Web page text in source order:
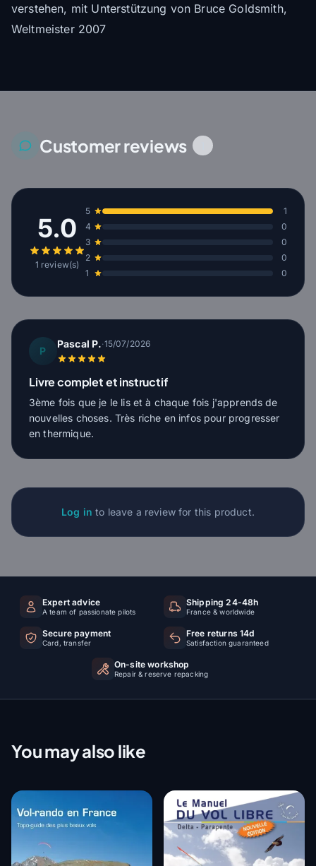
verstehen, mit Unterstützung von Bruce Goldsmith,
Weltmeister 2007
Customer reviews
5.0
1 review(s)
5
1
4
0
3
0
2
0
1
0
P
Pascal P.·15/07/2026
Livre complet et instructif
3ème fois que je le lis et à chaque fois j'apprends de
nouvelles choses. Très riche en infos pour progresser
en thermique.
Log in to leave a review for this product.
Expert advice
A team of passionate pilots
Shipping 24-48h
France & worldwide
Secure payment
Card, transfer
Free returns 14d
Satisfaction guaranteed
On-site workshop
Repair & reserve repacking
You may also like